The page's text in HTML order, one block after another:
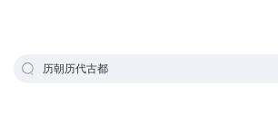
历朝历代古都